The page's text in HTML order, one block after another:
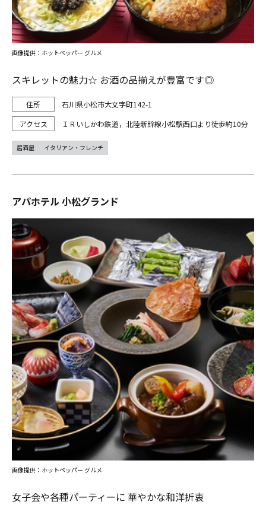
スキレットの魅力☆ お酒の品揃えが豊富です◎
石川県小松市大文字町142-1
ＩＲいしかわ鉄道，北陸新幹線小松駅西口より徒歩約10分
画像提供：ホットペッパー グルメ
居酒屋 イタリアン・フレンチ
アパホテル 小松グランド
女子会や各種パーティーに 華やかな和洋折衷
画像提供：ホットペッパー グルメ